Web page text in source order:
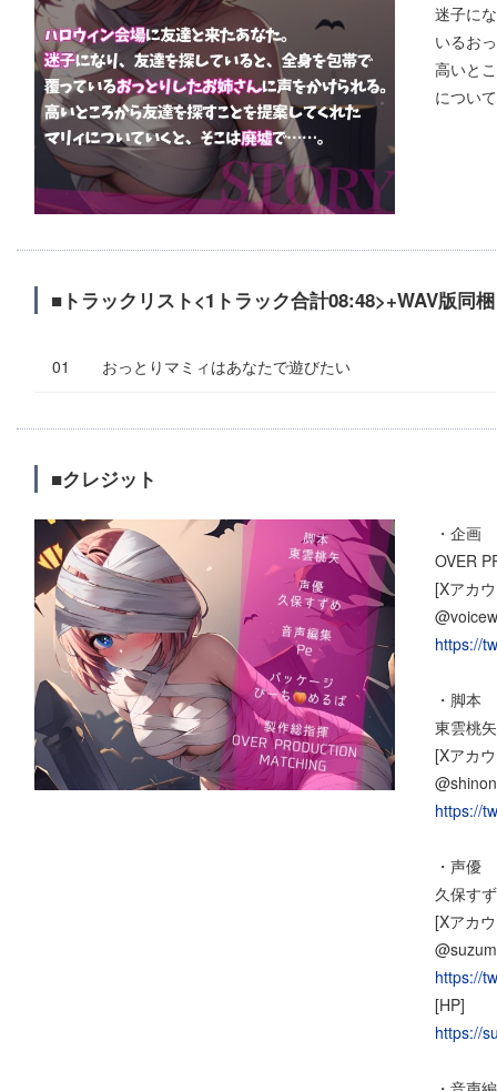
迷子に
いるお
高いと
につい
■トラックリスト<1トラック合計08:48>+WAV版同梱
おっとりマミィはあなたで遊びたい
■クレジット
・企画
OVER
[Xアカ
https://
・脚本
東雲桃矢
[Xアカ
https://
・声優
久保す
[Xアカ
https://
[HP]
https://